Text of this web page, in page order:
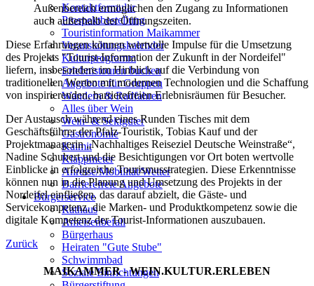
Kontaktformular
Prospektbestellung
Touristinformation Maikammer
Veranstaltungskalender
Kulturprogramm
Erlebnistouren buchen
Angebote für Gruppen
Wandern & Radfahren
Alles über Wein
Wein- & Sektgüter
Gastronomie
Kalmit
Klappmeter
Anreise/Mobilität/Wetter
Barrierefreie Angebote
Bürgerservice
Rathaus
Ameisenbefall
Bürgerhaus
Heiraten "Gute Stube"
Schwimmbad
Soziale Einrichtungen
Außenbereich ermöglichen den Zugang zu Informationen
auch außerhalb der Öffnungszeiten.
Diese Erfahrungen können wertvolle Impulse für die Umsetzung
des Projekts "Tourist-Information der Zukunft in der Nordeifel"
liefern, insbesondere im Hinblick auf die Verbindung von
traditionellen Werten mit modernen Technologien und die Schaffung
von inspirierenden, barrierefreien Erlebnisräumen für Besucher.
Der Austausch während eines Runden Tisches mit dem
Geschäftsführer der Pfalz-Touristik, Tobias Kauf und der
Projektmanagerin „Nachhaltiges Reiseziel Deutsche Weinstraße“,
Nadine Schubert und die Besichtigungen vor Ort boten wertvolle
Einblicke in erfolgreiche Tourismusstrategien. Diese Erkenntnisse
können nun in die Planung und Umsetzung des Projekts in der
Nordeifel einfließen, das darauf abzielt, die Gäste- und
Servicekompetenz, die Marken- und Produktkompetenz sowie die
digitale Kompetenz der Tourist-Informationen auszubauen.
Zurück
MAIKAMMER - WEIN.KULTUR.ERLEBEN